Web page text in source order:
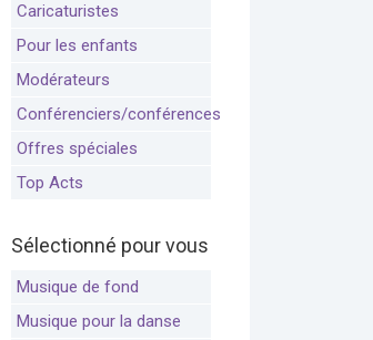
Caricaturistes
Pour les enfants
Modérateurs
Conférenciers/conférences
Offres spéciales
Top Acts
Sélectionné pour vous
Musique de fond
Musique pour la danse